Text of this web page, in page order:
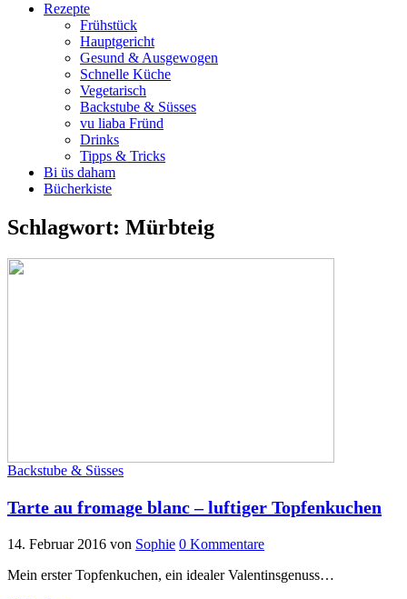
Rezepte
Frühstück
Hauptgericht
Gesund & Ausgewogen
Schnelle Küche
Vegetarisch
Backstube & Süsses
vu liaba Fründ
Drinks
Tipps & Tricks
Bi üs daham
Bücherkiste
Schlagwort: Mürbteig
Backstube & Süsses
Tarte au fromage blanc – luftiger Topfenkuchen
14. Februar 2016 von Sophie 0 Kommentare
Mein erster Topfenkuchen, ein idealer Valentinsgenuss…